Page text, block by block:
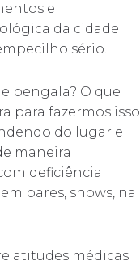
e
da cidade
sério.
bengala? O que
para fazermos isso
do lugar e
maneira
deficiência
bares, shows, na
atitudes médicas